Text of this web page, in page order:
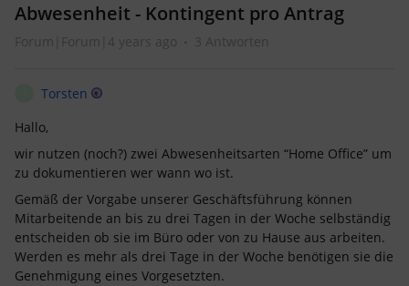
Abwesenheit - Kontingent pro Antrag
Forum|Forum|4 years ago 3 Antworten
Torsten
Hallo,
wir nutzen (noch?) zwei Abwesenheitsarten “Home Office” um
zu dokumentieren wer wann wo ist.
Gemäß der Vorgabe unserer Geschäftsführung können
Mitarbeitende an bis zu drei Tagen in der Woche selbständig
entscheiden ob sie im Büro oder von zu Hause aus arbeiten.
Werden es mehr als drei Tage in der Woche benötigen sie die
Genehmigung eines Vorgesetzten.